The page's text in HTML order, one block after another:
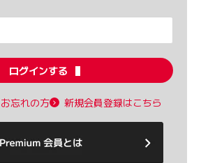
ログインする
忘れの方 新規会員登録はこちら